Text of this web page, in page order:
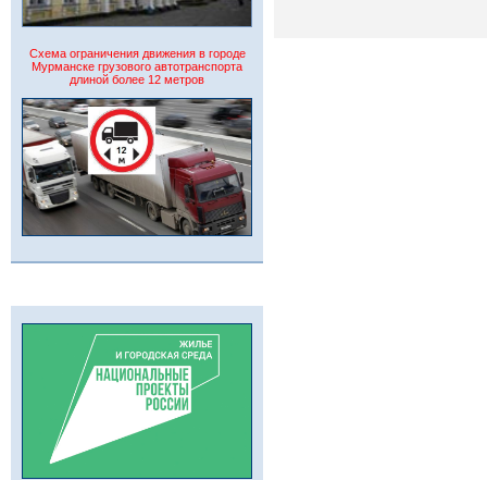
Схема ограничения движения в городе
Мурманске грузового автотранспорта
длиной более 12 метров